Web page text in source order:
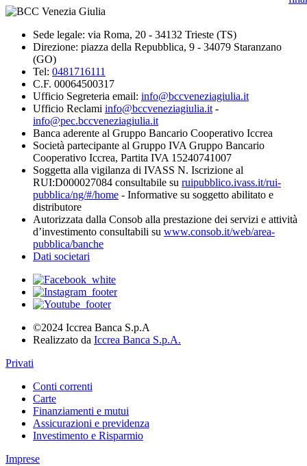
Sede legale: via Roma, 20 - 34132 Trieste (TS)
Direzione: piazza della Repubblica, 9 - 34079 Staranzano
(GO)
Tel: 0481716111
C.F. 00064500317
Ufficio Segreteria email: info@bccveneziagiulia.it
Ufficio Reclami info@bccveneziagiulia.it -
info@pec.bccveneziagiulia.it
Banca aderente al Gruppo Bancario Cooperativo Iccrea
Società partecipante al Gruppo IVA Gruppo Bancario
Cooperativo Iccrea, Partita IVA 15240741007
Soggetta alla vigilanza di IVASS N. Iscrizione al
RUI:D000027084 consultabile su ruipubblico.ivass.it/rui-
pubblica/ng/#/home - Informative su soggetto abilitato e
distributore
Autorizzata dalla Consob alla prestazione dei servizi e attività
d’investimento consultabili su www.consob.it/web/area-
pubblica/banche
Dati societari
©2024 Iccrea Banca S.p.A
Realizzato da Iccrea Banca S.p.A.
Privati
Conti correnti
Carte
Finanziamenti e mutui
Assicurazioni e previdenza
Investimento e Risparmio
Imprese